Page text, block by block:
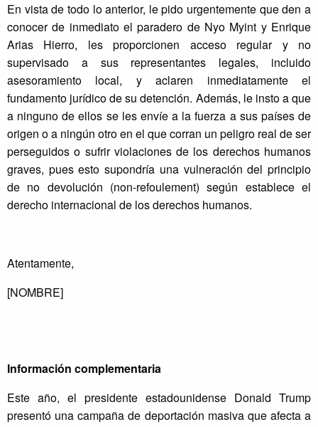
En vista de todo lo anterior, le pido urgentemente que den a
conocer de inmediato el paradero de Nyo Myint y Enrique
Arias Hierro, les proporcionen acceso regular y no
supervisado a sus representantes legales, incluido
asesoramiento local, y aclaren inmediatamente el
fundamento jurídico de su detención. Además, le insto a que
a ninguno de ellos se les envíe a la fuerza a sus países de
origen o a ningún otro en el que corran un peligro real de ser
perseguidos o sufrir violaciones de los derechos humanos
graves, pues esto supondría una vulneración del principio
de no devolución (non-refoulement) según establece el
derecho internacional de los derechos humanos.
Atentamente,
[NOMBRE]
Información complementaria
Este año, el presidente estadounidense Donald Trump
presentó una campaña de deportación masiva que afecta a